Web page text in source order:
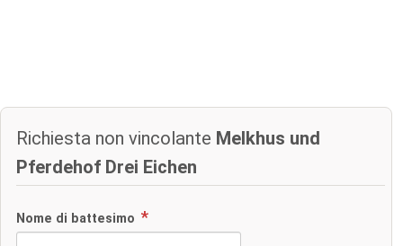
Richiesta non vincolante Melkhus und
Pferdehof Drei Eichen
Nome di battesimo